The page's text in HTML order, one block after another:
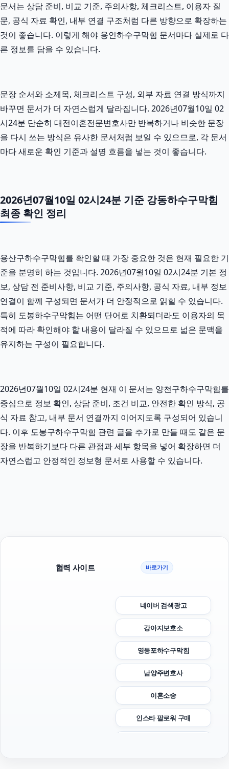
문서는 상담 준비, 비교 기준, 주의사항, 체크리스트, 이용자 질
문, 공식 자료 확인, 내부 연결 구조처럼 다른 방향으로 확장하는
것이 좋습니다. 이렇게 해야 용인하수구막힘 문서마다 실제로 다
른 정보를 담을 수 있습니다.
문장 순서와 소제목, 체크리스트 구성, 외부 자료 연결 방식까지
바꾸면 문서가 더 자연스럽게 달라집니다. 2026년07월10일 02
시24분 단순히 대전이혼전문변호사만 반복하거나 비슷한 문장
을 다시 쓰는 방식은 유사한 문서처럼 보일 수 있으므로, 각 문서
마다 새로운 확인 기준과 설명 흐름을 넣는 것이 좋습니다.
2026년07월10일 02시24분 기준 강동하수구막힘
최종 확인 정리
용산구하수구막힘를 확인할 때 가장 중요한 것은 현재 필요한 기
준을 분명히 하는 것입니다. 2026년07월10일 02시24분 기본 정
보, 상담 전 준비사항, 비교 기준, 주의사항, 공식 자료, 내부 정보
연결이 함께 구성되면 문서가 더 안정적으로 읽힐 수 있습니다.
특히 도봉하수구막힘는 어떤 단어로 치환되더라도 이용자의 목
적에 따라 확인해야 할 내용이 달라질 수 있으므로 넓은 문맥을
유지하는 구성이 필요합니다.
2026년07월10일 02시24분 현재 이 문서는 양천구하수구막힘를
중심으로 정보 확인, 상담 준비, 조건 비교, 안전한 확인 방식, 공
식 자료 참고, 내부 문서 연결까지 이어지도록 구성되어 있습니
다. 이후 도봉구하수구막힘 관련 글을 추가로 만들 때도 같은 문
장을 반복하기보다 다른 관점과 세부 항목을 넣어 확장하면 더
자연스럽고 안정적인 정보형 문서로 사용할 수 있습니다.
협력 사이트 바로가기
네이버 검색광고
강아지보호소
영등포하수구막힘
남양주변호사
이혼소송
인스타 팔로워 구매